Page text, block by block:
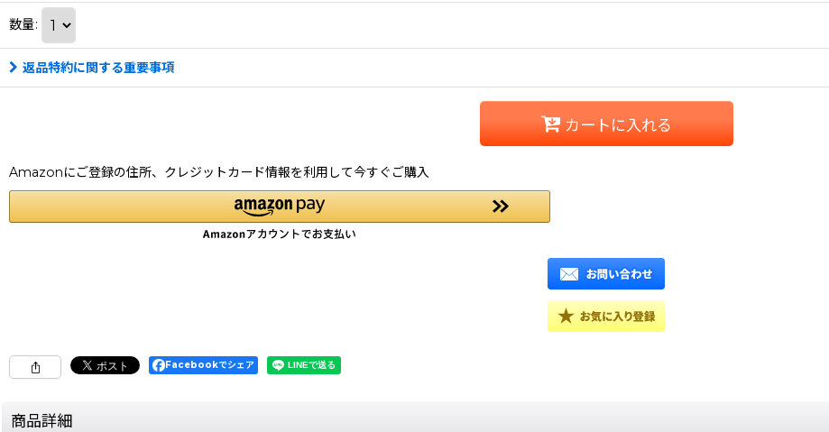
数量:
返品特約に関する重要事項
カートに入れる
Amazonにご登録の住所、クレジットカード情報を利用して今すぐご購入
Facebookでシェア
商品詳細